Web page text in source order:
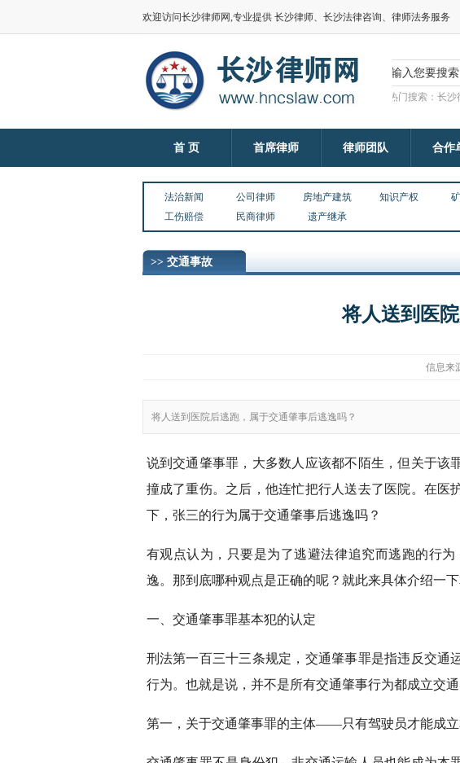
欢迎访问长沙律师网,专业提供 长沙律师、长沙法律咨询、律师法务服务
热门搜索：长
首 页 首席律师 律师团队 合作
法治新闻 公司律师 房地产建筑 知识产权
工伤赔偿
民商律师 遗产继承
>> 交通事故
将人送到医
信息来
将人送到医院后逃跑，属于交通肇事后逃逸吗？
说到交通肇事罪，大多数人应该都不陌生，但关于该
撞成了重伤。之后，他连忙把行人送去了医院。在
下，张三的行为属于交通肇事后逃逸吗？
有观点认为，只要是为了逃避法律追究而逃跑的行
逸。那到底哪种观点是正确的呢？就此来具体介绍一下
一、交通肇事罪基本犯的认定
刑法第一百三十三条规定，交通肇事罪是指违反交
行为。也就是说，并不是所有交通肇事行为都成立交
第一，关于交通肇事罪的主体——只有驾驶员才能成立